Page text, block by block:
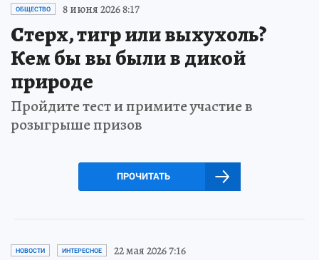
ОБЩЕСТВО 8 июня 2026 8:17
Стерх, тигр или выхухоль?
Кем бы вы были в дикой
природе
Пройдите тест и примите участие в
розыгрыше призов
ПРОЧИТАТЬ
НОВОСТИ ИНТЕРЕСНОЕ 22 мая 2026 7:16